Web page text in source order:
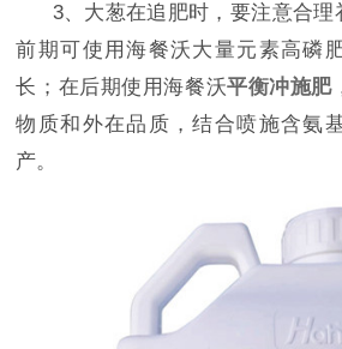
3、 大葱在追肥时，要注意合
前期可使用海餐沃大量元素高磷
长；在后期使用海餐沃平衡冲施肥
物质和外在品质，结合喷施含氨
产。